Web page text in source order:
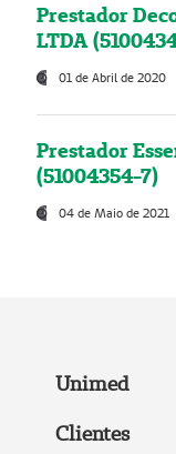
Prestador
LTDA
01 de Abril de 2020
Prestador
(51004354-7)
04 de Maio de 2021
Unimed
Clientes